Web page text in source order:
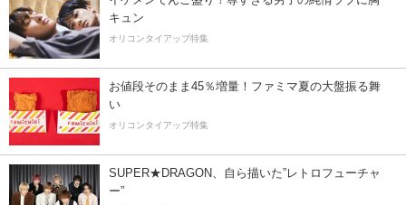
キュン
オリコンタイアップ特集
お値段そのまま45％増量！ファミマ夏の大盤振る舞
い
オリコンタイアップ特集
SUPER★DRAGON、自ら描いた”レトロフューチャ
ー”